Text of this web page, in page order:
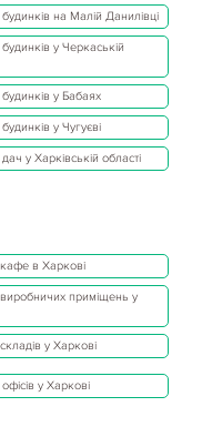
на Малій Данилівці
у Черкаській
у Бабаях
у Чугуєві
у Харківській області
в Харкові
приміщень у
у Харкові
у Харкові